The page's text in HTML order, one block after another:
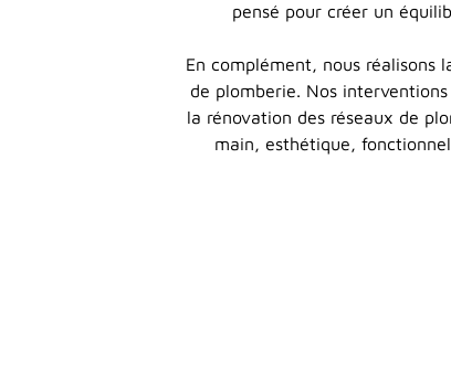
pensé pour créer un
En complément, nous réalisons
de plomberie. Nos
la rénovation des réseaux de
main, esthétique,